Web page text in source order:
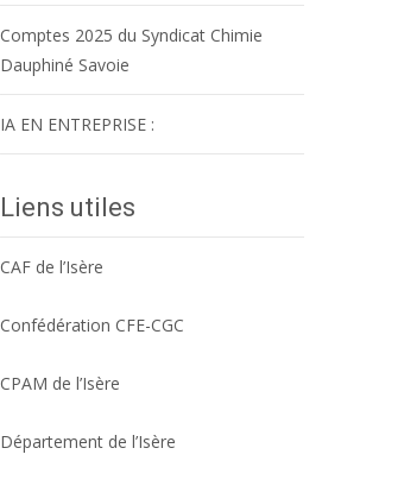
Comptes 2025 du Syndicat Chimie
Dauphiné Savoie
IA EN ENTREPRISE :
Liens utiles
CAF de l’Isère
Confédération CFE-CGC
CPAM de l’Isère
Département de l’Isère